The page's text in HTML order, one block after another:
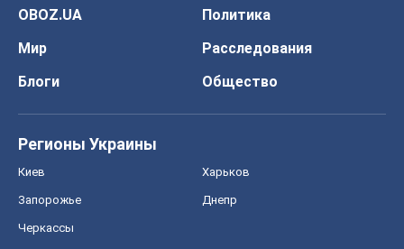
OBOZ.UA
Политика
Мир
Расследования
Блоги
Общество
Регионы Украины
Киев Харьков
Запорожье Днепр
Черкассы